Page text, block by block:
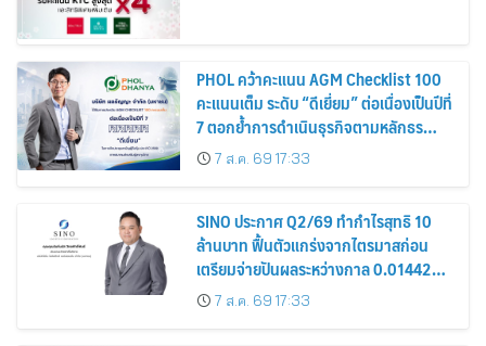
PHOL คว้าคะแนน AGM Checklist 100
คะแนนเต็ม ระดับ “ดีเยี่ยม” ต่อเนื่องเป็นปีที่
7 ตอกย้ำการดำเนินธุรกิจตามหลักธร
รมาภิบาล โปร่งใส สร้างความเชื่อมั่นผู้ถือ
หุ้น
7 ส.ค. 69 17:33
SINO ประกาศ Q2/69 ทำกำไรสุทธิ 10
ล้านบาท ฟื้นตัวแกร่งจากไตรมาสก่อน
เตรียมจ่ายปันผลระหว่างกาล 0.014423
บาทต่อหุ้น ครึ่งปีหลังมุ่งเติบโตต่อเนื่อง
7 ส.ค. 69 17:33